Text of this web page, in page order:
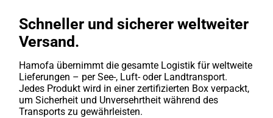
Schneller und sicherer weltweiter
Versand.
Hamofa übernimmt die gesamte Logistik für weltweite
Lieferungen – per See-, Luft- oder Landtransport.
Jedes Produkt wird in einer zertifizierten Box verpackt,
um Sicherheit und Unversehrtheit während des
Transports zu gewährleisten.